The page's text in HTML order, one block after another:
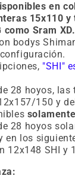
en
15x110
como Sram XD.
bodys
"SHI"
28 hoyos, las
150 y
28 hoyos
en los
12x148 SHI y